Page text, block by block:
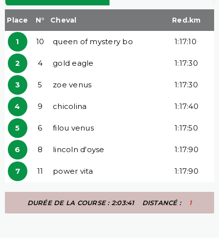
Place N° Cheval Red.km
1 10 queen of mystery bo 1:17:10
2 4 gold eagle 1:17:30
3 5 zoe venus 1:17:30
4 9 chicolina 1:17:40
5 6 filou venus 1:17:50
6 8 lincoln d'oyse 1:17:90
7 11 power vita 1:17:90
DURÉE DE LA COURSE : 2:03:41 DISTANCÉ : 1